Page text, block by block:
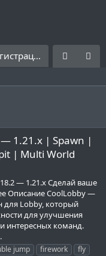
Правила
Регистрация
1.21.x | Spawn |
| Multi World
— 1.21.x Сделай ваше
Описание CoolLobby —
для Lobby, который
для улучшения
интересных команд.
jump firework
fly